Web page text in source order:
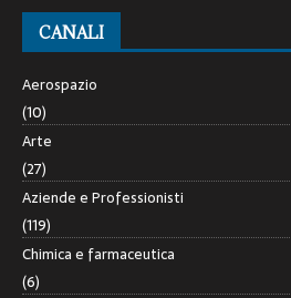
CANALI
Aerospazio
(10)
Arte
(27)
Aziende e Professionisti
(119)
Chimica e farmaceutica
(6)